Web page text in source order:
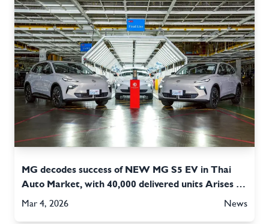
MG decodes success of NEW MG S5 EV in Thai
Auto Market, with 40,000 delivered units Arises on
a quest to be Thailand’s “Drive Solution”
Mar 4, 2026 News